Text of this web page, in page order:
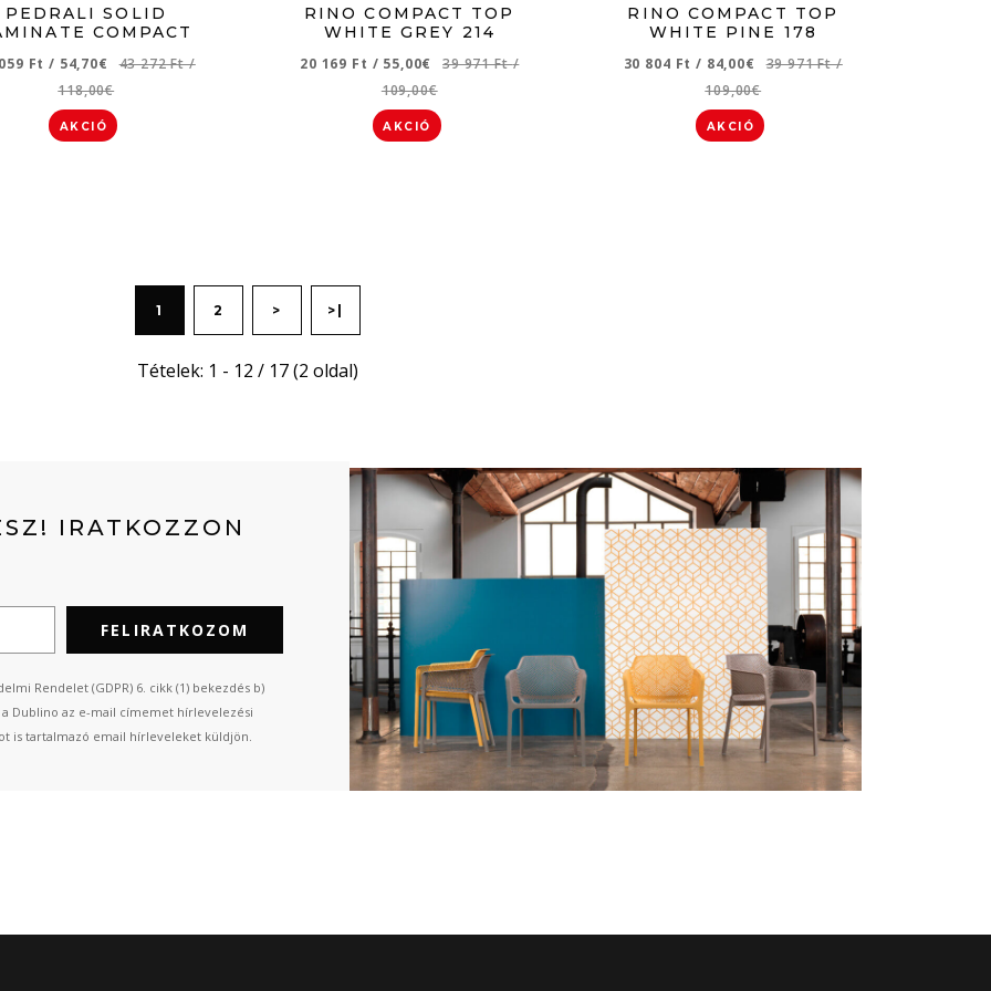
PEDRALI SOLID
COMPACT
Ft/ 54,70€ 43 272 Ft/
118,00€
AKCIÓ
RINO COMPACT TOP
WHITE GREY 214
20 169 Ft / 55,00€ 39 971 Ft/
109,00€
AKCIÓ
RINO COMPACT TOP
WHITE PINE 178
30 804 Ft/ 84,00€ 39 971 Ft/
109,00€
AKCIÓ
1 2 > >|
Tételek: 1 - 12 / 17 (2 oldal)
IRATKOZZON
FELIRATKOZOM
Rendelet (GDPR) 6. cikk (1) bekezdés b)
Dublino az e-mail címemet hírlevelezési
is tartalmazó email hírleveleket küldjön.